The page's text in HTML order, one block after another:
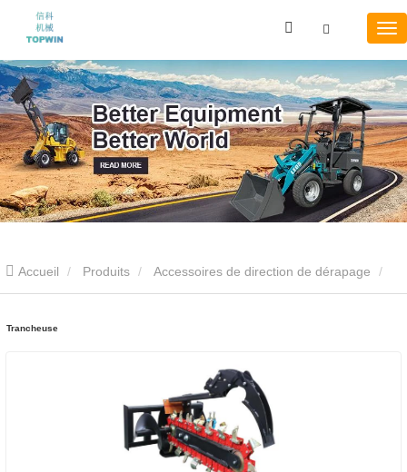
Accueil Produits Accessoires de direction de dérapage
Trancheuse